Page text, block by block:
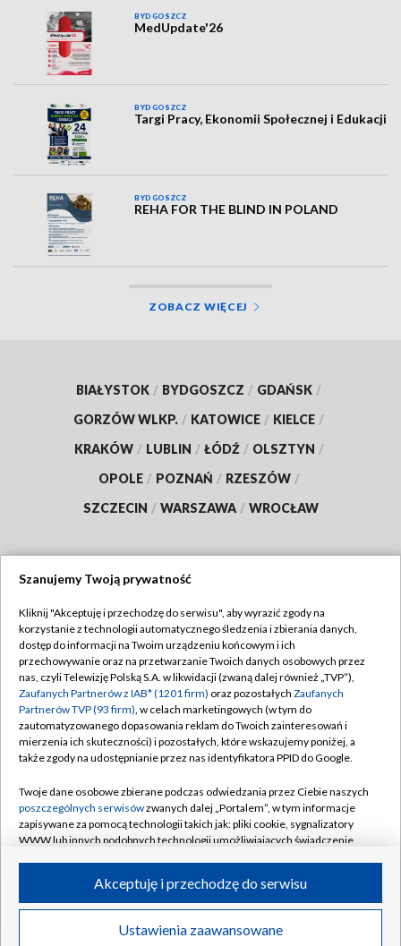
BYDGOSZCZ
MedUpdate'26
BYDGOSZCZ
Targi Pracy, Ekonomii Społecznej i Edukacji
BYDGOSZCZ
REHA FOR THE BLIND IN POLAND
ZOBACZ WIĘCEJ
BIAŁYSTOK / BYDGOSZCZ / GDAŃSK /
GORZÓW WLKP. / KATOWICE / KIELCE /
KRAKÓW / LUBLIN / ŁÓDŹ / OLSZTYN /
OPOLE / POZNAŃ / RZESZÓW /
SZCZECIN / WARSZAWA / WROCŁAW
TVP
Abonament TVP
Emisja w TVP
Centrum informacji TVP
Naziemna Telewizja Cyfrowa
Rada Programowa
System NOS
Informacje o nadawcy
Program dla prasy
Regulamin TVP
Polityka prywatności
Moje zgody
Pomoc
Kontakt
Kanały
©2026 Telewizja Polska S.A. w likwidacji
Szanujemy Twoją prywatność
Kliknij "Akceptuję i przechodzę do serwisu", aby wyrazić zgody na
korzystanie z technologii automatycznego śledzenia i zbierania danych,
dostęp do informacji na Twoim urządzeniu końcowym i ich
przechowywanie oraz na przetwarzanie Twoich danych osobowych przez
nas, czyli Telewizję Polską S.A. w likwidacji (zwaną dalej również „TVP”),
Zaufanych Partnerów z IAB* (1201 firm) oraz pozostałych Zaufanych
Partnerów TVP (93 firm), w celach marketingowych (w tym do
zautomatyzowanego dopasowania reklam do Twoich zainteresowań i
mierzenia ich skuteczności) i pozostałych, które wskazujemy poniżej, a
także zgody na udostępnianie przez nas identyfikatora PPID do Google.
Twoje dane osobowe zbierane podczas odwiedzania przez Ciebie naszych
poszczególnych serwisówzwanych dalej „Portalem”, w tym informacje
zapisywane za pomocą technologii takich jak: pliki cookie, sygnalizatory
WWW lub innych podobnych technologii umożliwiających świadczenie
ruchu w Internecie.
Twoje dane osobowe zbierane podczas odwiedzania przez Ciebie
poszczególnych serwisówna Portalu, takie jak adresy IP, identyfikatory
Ustawienia zaawansowane
Akceptuję i przechodzę do serwisu